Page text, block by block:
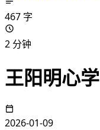
467 字
2 分钟
王阳明心学
2026-01-09